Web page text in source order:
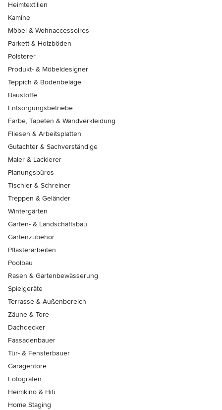
Heimtextilien
Kamine
Möbel & Wohnaccessoires
Parkett & Holzböden
Polsterer
Produkt- & Möbeldesigner
Teppich & Bodenbeläge
Baustoffe
Entsorgungsbetriebe
Farbe, Tapeten & Wandverkleidung
Fliesen & Arbeitsplatten
Gutachter & Sachverständige
Maler & Lackierer
Planungsbüros
Tischler & Schreiner
Treppen & Geländer
Wintergärten
Garten- & Landschaftsbau
Gartenzubehör
Pflasterarbeiten
Poolbau
Rasen & Gartenbewässerung
Spielgeräte
Terrasse & Außenbereich
Zäune & Tore
Dachdecker
Fassadenbauer
Tür- & Fensterbauer
Garagentore
Fotografen
Heimkino & Hifi
Home Staging